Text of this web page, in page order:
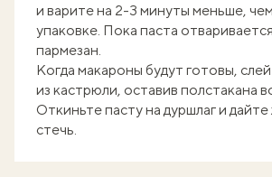
и варите на 2-3 минуты меньше,
упаковке. Пока паста
пармезан.
Когда макароны будут готовы,
из кастрюли, оставив полстакана
Откиньте пасту на дуршлаг и
стечь.